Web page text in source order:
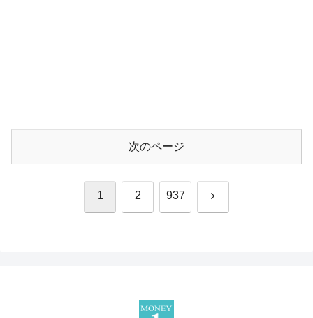
次のページ
1 2 937 次